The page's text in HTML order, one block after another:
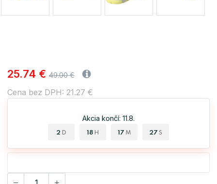
25.74 € 49.00 €
Cena bez DPH: 21.27 €
Akcia končí: 11.8.
2 D 18 H 17 M 26 S